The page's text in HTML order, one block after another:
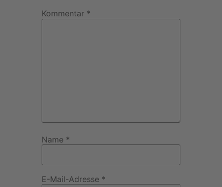
Kommentar *
Name *
E-Mail-Adresse *